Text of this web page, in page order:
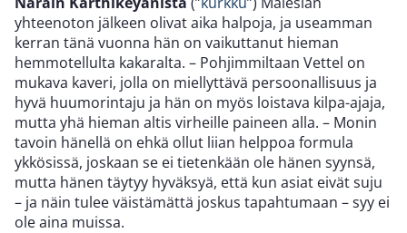
yhteenoton jälkeen olivat aika halpoja, ja useamman
kerran tänä vuonna hän on vaikuttanut hieman
hemmotellulta kakaralta. – Pohjimmiltaan Vettel on
mukava kaveri, jolla on miellyttävä persoonallisuus ja
hyvä huumorintaju ja hän on myös loistava kilpa-ajaja,
mutta yhä hieman altis virheille paineen alla. – Monin
tavoin hänellä on ehkä ollut liian helppoa formula
ykkösissä, joskaan se ei tietenkään ole hänen syynsä,
mutta hänen täytyy hyväksyä, että kun asiat eivät suju
– ja näin tulee väistämättä joskus tapahtumaan – syy ei
ole aina muissa.